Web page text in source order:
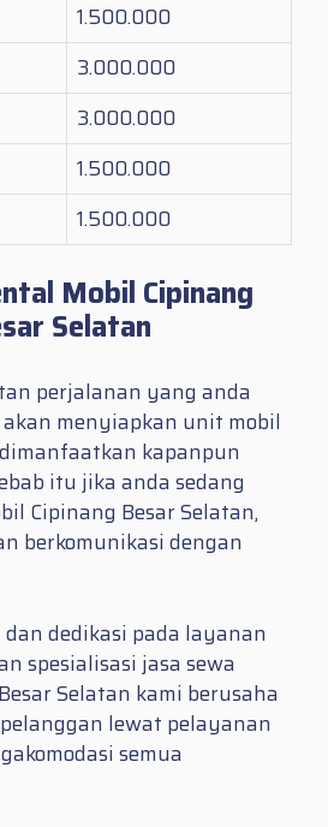
1.500.000
3.000.000
3.000.000
1.500.000
1.500.000
Mobil Cipinang
Selatan
perjalanan yang anda
menyiapkan unit mobil
kapanpun
itu jika anda sedang
Cipinang Besar Selatan,
berkomunikasi dengan
dedikasi pada layanan
spesialisasi jasa sewa
Selatan kami berusaha
lewat pelayanan
semua